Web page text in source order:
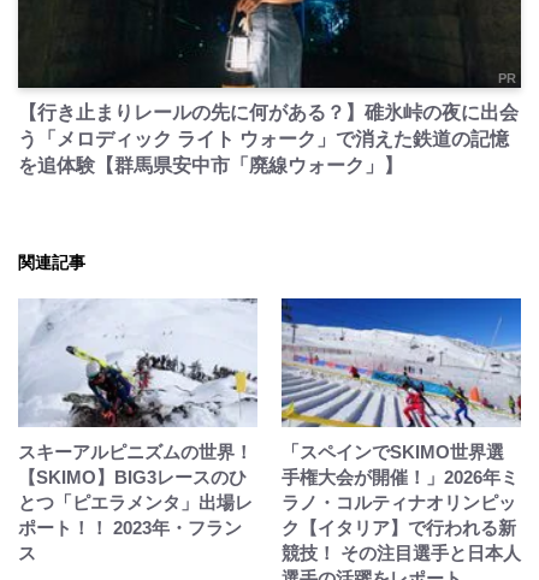
PR
【行き止まりレールの先に何がある？】碓氷峠の夜に出会
う「メロディック ライト ウォーク」で消えた鉄道の記憶
を追体験【群馬県安中市「廃線ウォーク」】
関連記事
スキーアルピニズムの世界！
【SKIMO】BIG3レースのひ
とつ「ピエラメンタ」出場レ
ポート！！ 2023年・フラン
ス
「スペインでSKIMO世界選
手権大会が開催！」2026年ミ
ラノ・コルティナオリンピッ
ク【イタリア】で行われる新
競技！ その注目選手と日本人